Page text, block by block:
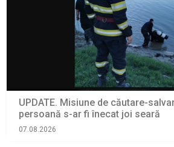
UPDATE. Misiune de căutare-
persoană s-ar fi înecat joi seară
07.08.2026